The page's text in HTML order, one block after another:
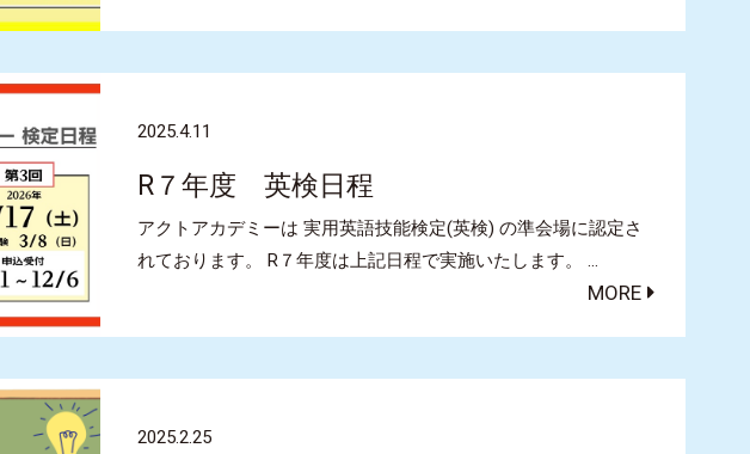
2025.4.11
R７年度 英検日程
アクトアカデミーは 実用英語技能検定(英検) の準会場に認定さ
れております。 R７年度は上記日程で実施いたします。 …
MORE
2025.2.25